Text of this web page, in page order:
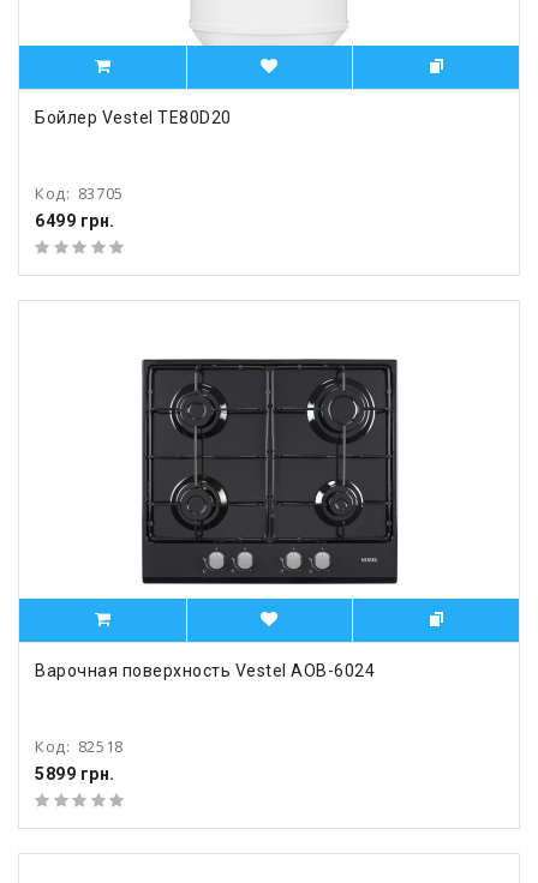
Бойлер Vestel TE80D20
Код: 83705
6499 грн.
Варочная поверхность Vestel AOB-6024
Код: 82518
5899 грн.